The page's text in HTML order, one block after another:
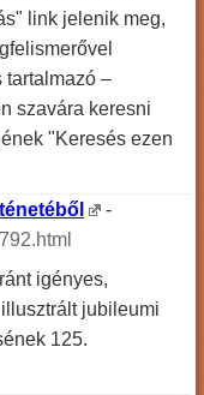
link jelenik meg,
tartalmazó –
szavára keresni
"Keresés ezen
-
igényes,
jubileumi
125.